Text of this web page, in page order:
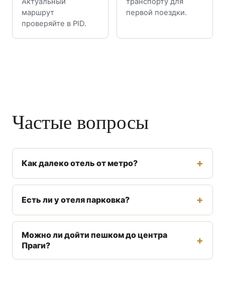
маршрут
проверяйте в PID.
первой поездки.
Частые вопросы
Как далеко отель от метро?
Есть ли у отеля парковка?
Можно ли дойти пешком до центра
Праги?